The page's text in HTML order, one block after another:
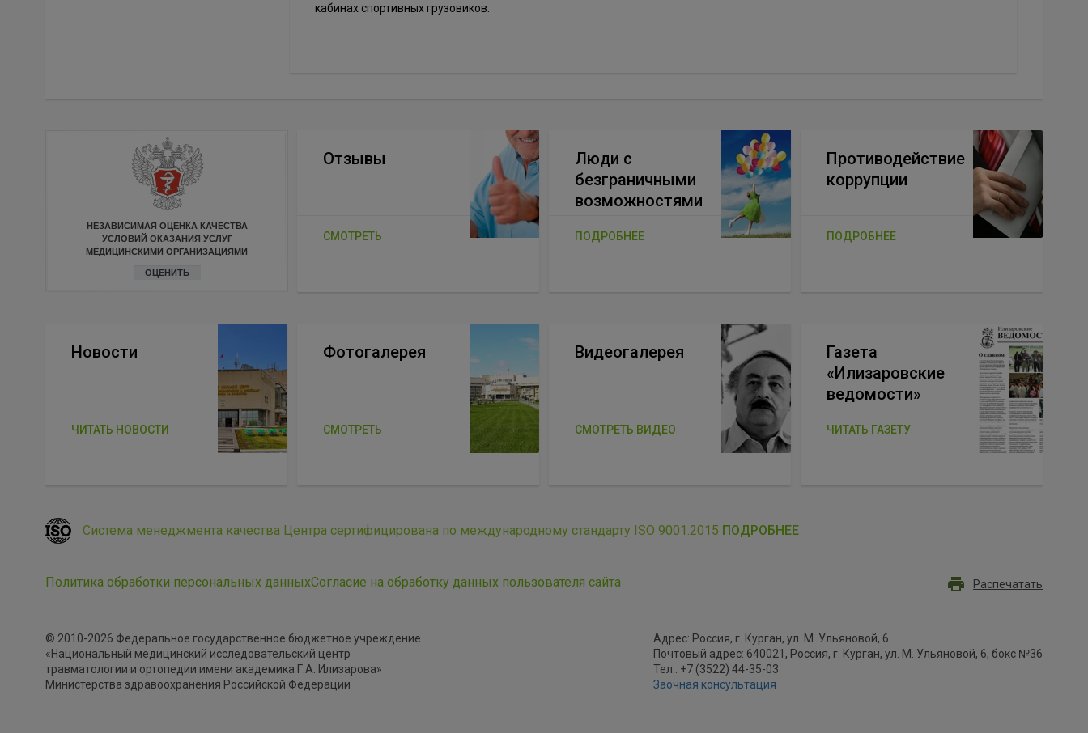
кабинах спортивных грузовиков.
НЕЗАВИСИМАЯ ОЦЕНКА КАЧЕСТВА
УСЛОВИЙ ОКАЗАНИЯ УСЛУГ
МЕДИЦИНСКИМИ ОРГАНИЗАЦИЯМИ
ОЦЕНИТЬ
Отзывы
СМОТРЕТЬ
Люди с
безграничными
возможностями
ПОДРОБНЕЕ
Противодействие
коррупции
ПОДРОБНЕЕ
Новости
ЧИТАТЬ НОВОСТИ
Фотогалерея
СМОТРЕТЬ
Видеогалерея
СМОТРЕТЬ ВИДЕО
Газета
«Илизаровские
ведомости»
ЧИТАТЬ ГАЗЕТУ
Система менеджмента качества Центра сертифицирована по международному стандарту ISO 9001:2015 ПОДРОБНЕЕ
Политика обработки персональных данныхСогласие на обработку данных пользователя сайта Распечатать
© 2010-2026 Федеральное государственное бюджетное учреждение
«Национальный медицинский исследовательский центр
травматологии и ортопедии имени академика Г.А. Илизарова»
Министерства здравоохранения Российской Федерации
Адрес: Россия, г. Курган, ул. М. Ульяновой, 6
Почтовый адрес: 640021, Россия, г. Курган, ул. М. Ульяновой, 6, бокс №36
Тел.: +7 (3522) 44-35-03
Заочная консультация